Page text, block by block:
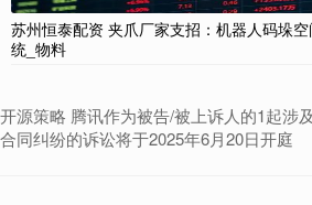
苏州恒泰配资 夹爪厂家支招：机器人码垛
统_物料
开源策略 腾讯作为被告/被上诉人的1起涉
合同纠纷的诉讼将于2025年6月20日开庭